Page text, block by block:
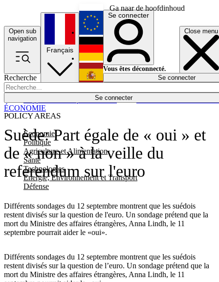
Ga naar de hoofdinhoud
Open sub
navigation
Close menu
Recherche
Se connecter
POLICY AREAS
Economie
Politique
Agriculture et Alimentation
Santé
Technologies
Energie, Environnement et Transport
Défense
Économie
Français
English
Deutsch
Español
Se connecter
Vous êtes déconnecté.
Se connecter
Suède: Part égale de « oui » et
de « non » à la veille du
referendum sur l'euro
Différents sondages du 12 septembre montrent que les suédois
restent divisés sur la question de l'euro. Un sondage prétend que la
mort du Ministre des affaires étrangères, Anna Lindh, le 11
septembre pourrait aider le «oui».
ÉCONOMIE
Différents sondages du 12 septembre montrent que les suédois
restent divisés sur la question de l’euro. Un sondage prétend que la
mort du Ministre des affaires étrangères, Anna Lindh, le 11